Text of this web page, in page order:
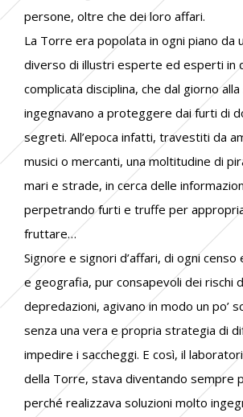
persone, oltre che dei loro affari.
La Torre era popolata in ogni piano da
diverso di illustri esperte ed esperti in
complicata disciplina, che dal giorno
ingegnavano a proteggere dai furti di
segreti. All’epoca infatti, travestiti da
musici o mercanti, una moltitudine di
mari e strade, in cerca delle
perpetrando furti e truffe per
fruttare…
Signore e signori d’affari, di ogni
e geografia, pur consapevoli dei rischi
depredazioni, agivano in modo un po’
senza una vera e propria strategia di
impedire i saccheggi. E così, il
della Torre, stava diventando sempre
perché realizzava soluzioni molto